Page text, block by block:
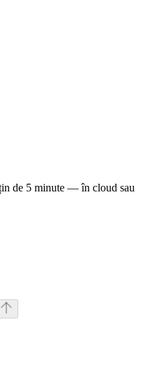
de 5 minute — în cloud sau